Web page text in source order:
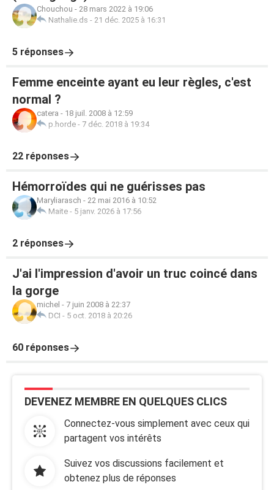
Chouchou - 28 mars 2022 à 19:06
Nathalie.ds - 21 déc. 2025 à 16:31
5 réponses
Femme enceinte ayant eu leur règles, c'est
normal ?
catera - 18 juil. 2008 à 12:59
p.horde - 7 déc. 2018 à 19:34
22 réponses
Hémorroïdes qui ne guérisses pas
Maryliarasch - 22 mai 2016 à 10:52
Maite - 5 janv. 2026 à 17:56
2 réponses
J'ai l'impression d'avoir un truc coincé dans
la gorge
michel - 7 juin 2008 à 22:37
DCI - 5 oct. 2018 à 20:26
60 réponses
DEVENEZ MEMBRE EN QUELQUES CLICS
Connectez-vous simplement avec ceux qui
partagent vos intérêts
Suivez vos discussions facilement et
obtenez plus de réponses